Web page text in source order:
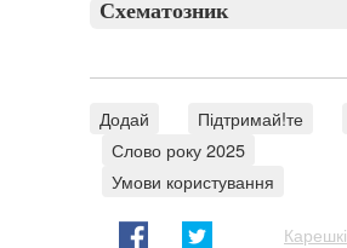
Схематозник
Додай Підтримай!те
Слово року 2025
Умови користування
Карешкі